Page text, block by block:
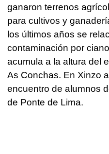
ganaron terrenos
para cultivos y
los últimos años se
contaminación por
acumula a la altura del
As Conchas. En Xinzo
encuentro de alumnos
de Ponte de Lima.